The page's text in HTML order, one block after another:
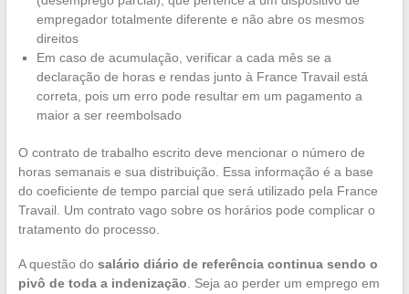
empregador totalmente diferente e não abre os mesmos
direitos
Em caso de acumulação, verificar a cada mês se a
declaração de horas e rendas junto à France Travail está
correta, pois um erro pode resultar em um pagamento a
maior a ser reembolsado
O contrato de trabalho escrito deve mencionar o número de
horas semanais e sua distribuição. Essa informação é a base
do coeficiente de tempo parcial que será utilizado pela France
Travail. Um contrato vago sobre os horários pode complicar o
tratamento do processo.
A questão do salário diário de referência continua sendo o
pivô de toda a indenização. Seja ao perder um emprego em